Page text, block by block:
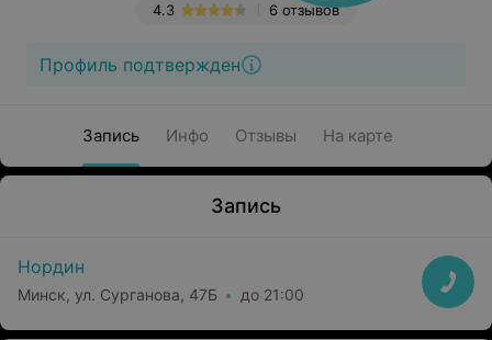
6 отзывов
4.3
Профиль подтвержден
Запись Инфо Отзывы На карте
Запись
Нордин
Минск, ул. Сурганова, 47Б до 21:00